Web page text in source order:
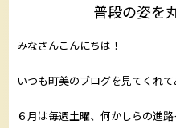
普段の姿を
みなさんこんにちは！
いつも町美のブログを見てくれ
６月は毎週土曜、何かしらの進路